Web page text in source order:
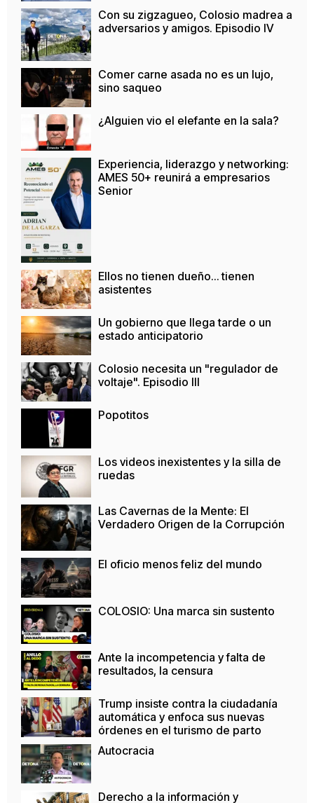
Con su zigzagueo, Colosio madrea a
adversarios y amigos. Episodio IV
Comer carne asada no es un lujo,
sino saqueo
¿Alguien vio el elefante en la sala?
Experiencia, liderazgo y networking:
AMES 50+ reunirá a empresarios
Senior
Ellos no tienen dueño… tienen
asistentes
Un gobierno que llega tarde o un
estado anticipatorio
Colosio necesita un "regulador de
voltaje". Episodio III
Popotitos
Los videos inexistentes y la silla de
ruedas
Las Cavernas de la Mente: El
Verdadero Origen de la Corrupción
El oficio menos feliz del mundo
COLOSIO: Una marca sin sustento
Ante la incompetencia y falta de
resultados, la censura
Trump insiste contra la ciudadanía
automática y enfoca sus nuevas
órdenes en el turismo de parto
Autocracia
Derecho a la información y